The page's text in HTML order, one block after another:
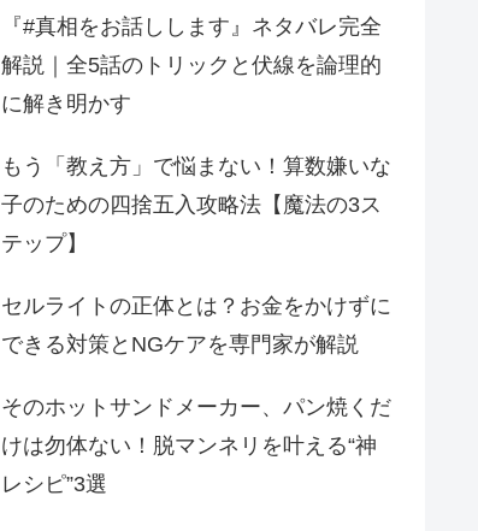
『#真相をお話しします』ネタバレ完全
解説｜全5話のトリックと伏線を論理的
に解き明かす
もう「教え方」で悩まない！算数嫌いな
子のための四捨五入攻略法【魔法の3ス
テップ】
セルライトの正体とは？お金をかけずに
できる対策とNGケアを専門家が解説
そのホットサンドメーカー、パン焼くだ
けは勿体ない！脱マンネリを叶える“神
レシピ”3選